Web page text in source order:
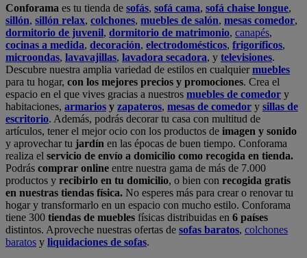
Conforama es tu tienda de sofás, sofá cama, sofá chaise longue,
sillón, sillón relax, colchones, muebles de salón, mesas comedor,
dormitorio de juvenil, dormitorio de matrimonio, canapés,
cocinas a medida, decoración, electrodomésticos, frigoríficos,
microondas, lavavajillas, lavadora secadora, y televisiones.
Descubre nuestra amplia variedad de estilos en cualquiermuebles
para tu hogar, con los mejores precios y promociones. Crea el
espacio en el que vives gracias a nuestros muebles de comedor y
habitaciones, armarios y zapateros, mesas de comedor y sillas de
escritorio. Además, podrás decorar tu casa con multitud de
artículos, tener el mejor ocio con los productos de imagen y sonido
y aprovechar tu jardín en las épocas de buen tiempo. Conforama
realiza el servicio de envío a domicilio como recogida en tienda.
Podrás comprar online entre nuestra gama de más de 7.000
productos y recibirlo en tu domicilio, o bien con recogida gratis
en nuestras tiendas física. No esperes más para crear o renovar tu
hogar y transformarlo en un espacio con mucho estilo. Conforama
tiene 300 tiendas de muebles físicas distribuidas en 6 países
distintos. Aproveche nuestras ofertas de sofas baratos, colchones
baratos y liquidaciones de sofas.